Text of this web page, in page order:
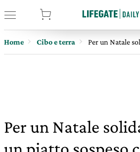
Home Cibo e terra Per un Natale
Per un Natale